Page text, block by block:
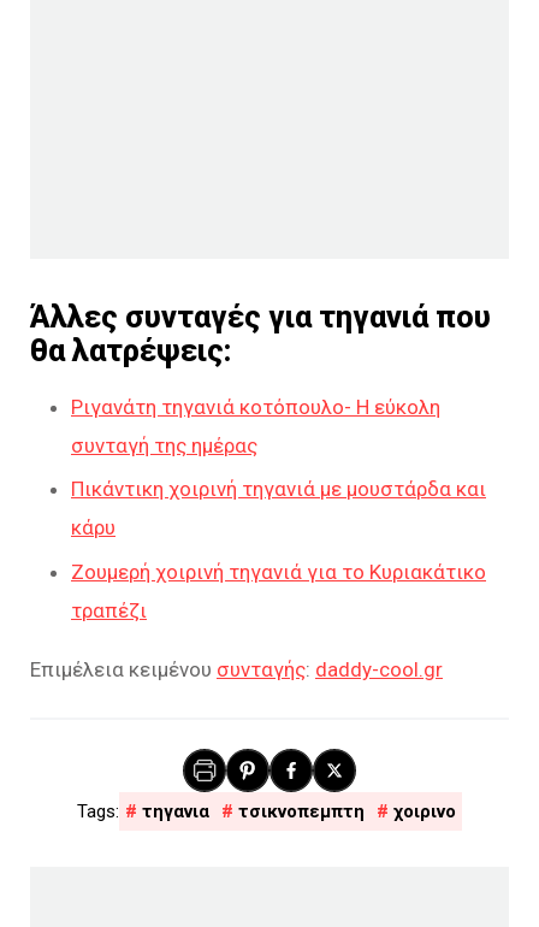
Άλλες συνταγές για τηγανιά που
θα λατρέψεις:
Ριγανάτη τηγανιά κοτόπουλο- Η εύκολη
συνταγή της ημέρας
Πικάντικη χοιρινή τηγανιά με μουστάρδα και
κάρυ
Ζουμερή χοιρινή τηγανιά για το Κυριακάτικο
τραπέζι
Επιμέλεια κειμένου συνταγής: daddy-cool.gr
τηγανια τσικνοπεμπτη χοιρινο